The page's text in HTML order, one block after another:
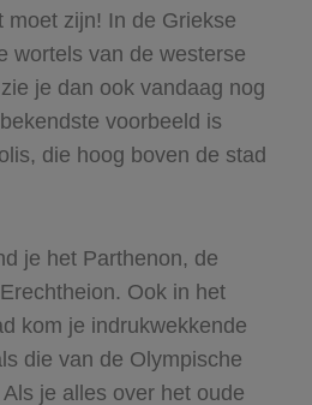
moet zijn! In de Griekse
wortels van de westerse
je dan ook vandaag nog
voorbeeld is
die hoog boven de stad
je het Parthenon, de
Ook in het
kom je indrukwekkende
die van de Olympische
je alles over het oude